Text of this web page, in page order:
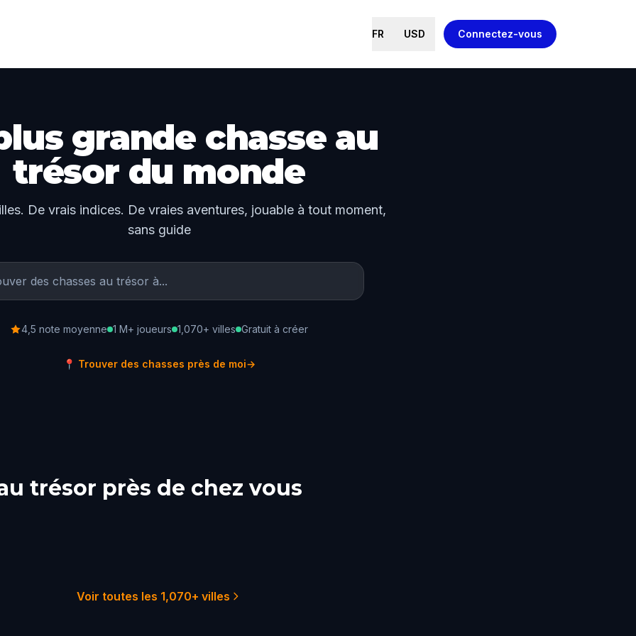
FR USD Connectez-vous
grande chasse au
trésor du monde
De vrais indices. De vraies aventures, jouable à tout moment,
sans guide
4,5 note moyenne 1 M+ joueurs 1,070+ villes Gratuit à créer
📍 Trouver des chasses près de moi→
trésor près de chez vous
York City Sydney
Voir toutes les 1,070+ villes